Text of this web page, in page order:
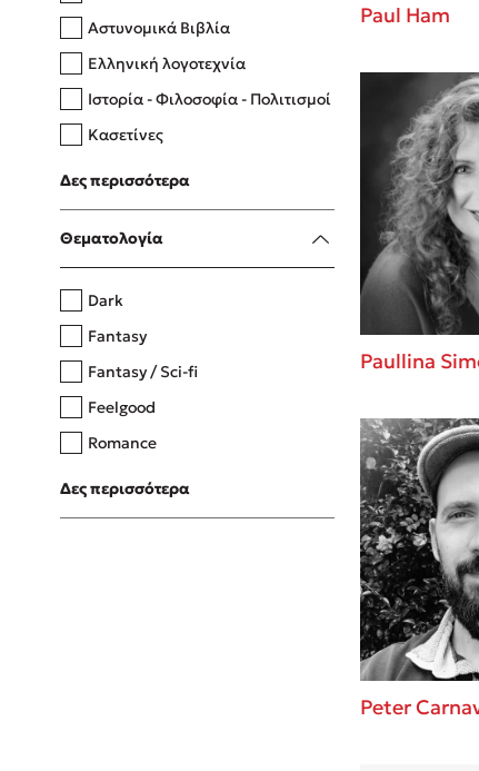
Δανάη Δεληγεώργη
Πάνω, κάτω, μπροστά, πίσω
Η μέθοδος Αφήστε τους
Αστυνομικά Βιβλία
Ελληνική λογοτεχνία
Ιστορία - Φιλοσοφία - Πολιτισμοί
Κασετίνες
Λευκώματα - Έγχρωμοι οδηγοί
Μαγειρική
Δες περισσότερα
Θεματολογία
Dark
Fantasy
Fantasy / Sci-fi
Feelgood
Romance
Upmarket
Young Adult
Δες περισσότερα
Paul Ham
Paullina
Peter